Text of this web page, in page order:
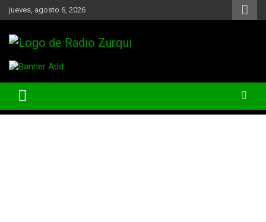
Skip
to
jueves, agosto 6, 2026
Radio Zurqui